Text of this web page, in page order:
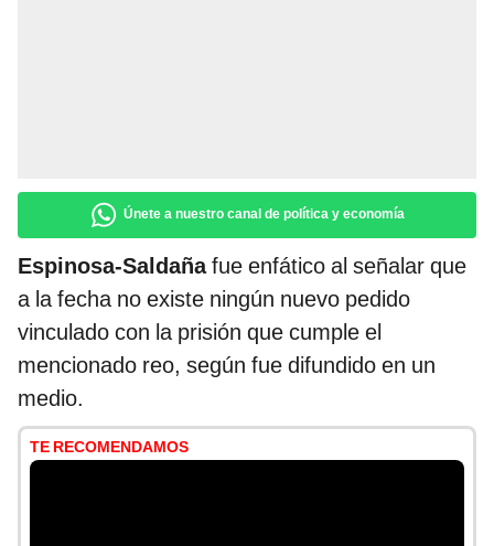
Únete a nuestro canal de política y economía
Espinosa-Saldañafue enfático al señalar que
a la fecha no existe ningún nuevo pedido
vinculado con la prisión que cumple el
mencionado reo, según fue difundido en un
medio.
TE RECOMENDAMOS